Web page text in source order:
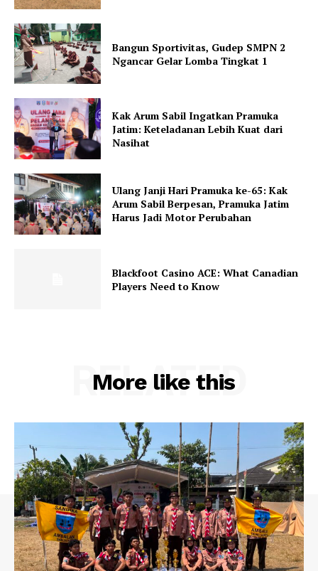
Bangun Sportivitas, Gudep SMPN 2
Ngancar Gelar Lomba Tingkat 1
Kak Arum Sabil Ingatkan Pramuka
Jatim: Keteladanan Lebih Kuat dari
Nasihat
Ulang Janji Hari Pramuka ke-65: Kak
Arum Sabil Berpesan, Pramuka Jatim
Harus Jadi Motor Perubahan
Blackfoot Casino ACE: What Canadian
Players Need to Know
More like this
RELATED